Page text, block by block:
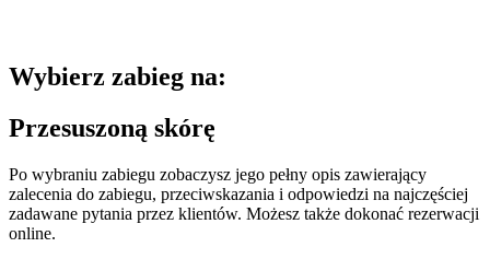
Wybierz zabieg na:
Przesuszoną skórę
Po wybraniu zabiegu zobaczysz jego pełny opis zawierający
zalecenia do zabiegu, przeciwskazania i odpowiedzi na najczęściej
zadawane pytania przez klientów. Możesz także dokonać rezerwacji
online.